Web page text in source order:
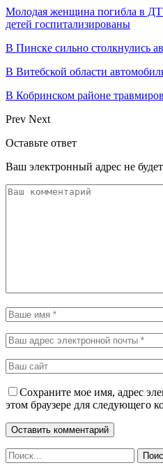
Молодая женщина погибла в
детей госпитализированы
В Пинске сильно столкнулись
В Витебской области
В Кобринском районе
Prev Next
Оставьте ответ
Ваш электронный адрес не
Сохраните мое имя, адрес
этом браузере для следующего